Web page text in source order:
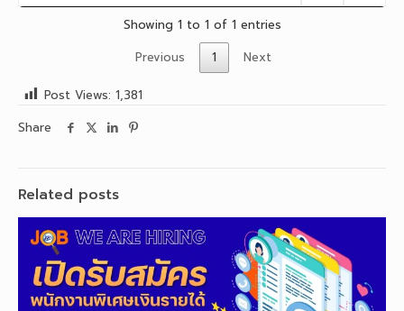
Showing 1 to 1 of 1 entries
Previous
1 Next
Post Views: 1,381
Share
Related posts